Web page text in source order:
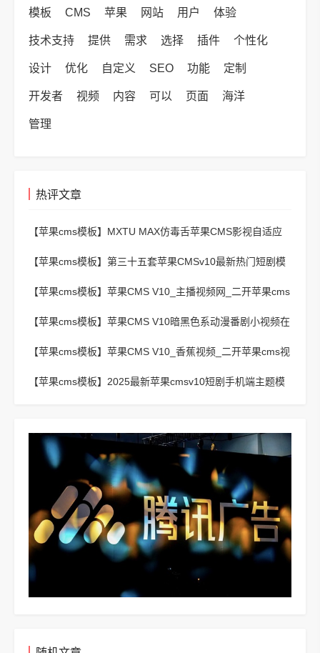
模板 CMS 苹果 网站 用户 体验
技术支持 提供 需求 选择 插件 个性化
设计 优化 自定义 SEO 功能 定制
开发者 视频 内容 可以 页面 海洋
管理
热评文章
【苹果cms模板】 MXTU MAX仿毒舌苹果CMS影视自适应
【苹果cms模板】 第三十五套苹果CMSv10最新热门短剧模
【苹果cms模板】 苹果CMS V10_主播视频网_二开苹果cms
【苹果cms模板】 苹果CMS V10暗黑色系动漫番剧小视频在
【苹果cms模板】 苹果CMS V10_香蕉视频_二开苹果cms视
【苹果cms模板】 2025最新苹果cmsv10短剧手机端主题模